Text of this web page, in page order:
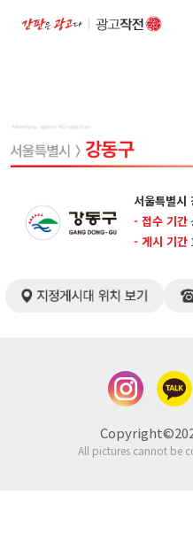
서울특별시
- 접수 기간
- 게시 기간
All pictures cannot be